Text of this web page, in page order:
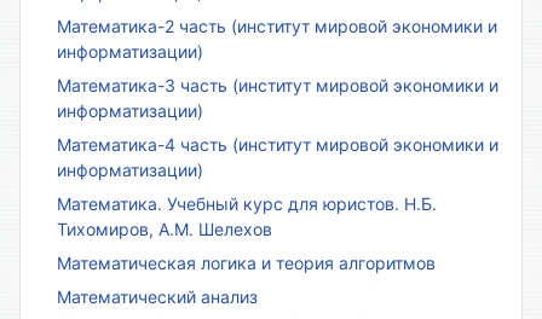
Математика-2 часть (институт мировой экономики и
информатизации)
Математика-3 часть (институт мировой экономики и
информатизации)
Математика-4 часть (институт мировой экономики и
информатизации)
Математика. Учебный курс для юристов. Н.Б.
Тихомиров, А.М. Шелехов
Математическая логика и теория алгоритмов
Математический анализ